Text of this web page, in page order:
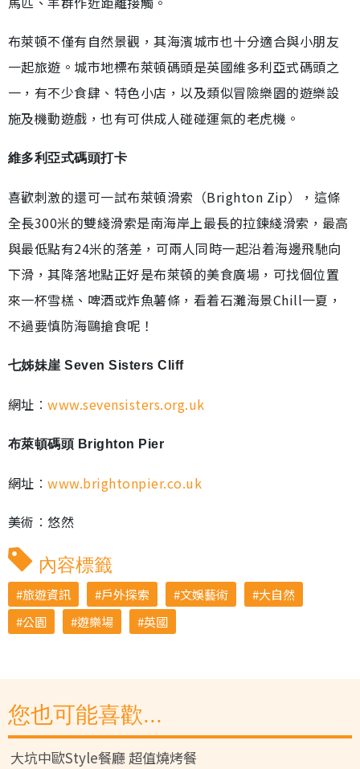
布萊頓不僅有自然景觀，其海濱城市也十分適合與小朋友
一起旅遊。城市地標布萊頓碼頭是英國維多利亞式碼頭之
一，有不少食肆、特色小店，以及類似冒險樂園的遊樂設
施及機動遊戲，也有可供成人碰碰運氣的老虎機。
維多利亞式碼頭打卡
喜歡刺激的還可一試布萊頓滑索（Brighton Zip），這條
全長300米的雙綫滑索是南海岸上最長的拉鍊綫滑索，最高
與最低點有24米的落差，可兩人同時一起沿着海邊飛馳向
下滑，其降落地點正好是布萊頓的美食廣場，可找個位置
來一杯雪榚、啤酒或炸魚薯條，看着石灘海景Chill一夏，
不過要慎防海鷗搶食呢！
七姊妹崖 Seven Sisters Cliff
網址︰www.sevensisters.org.uk
布萊頓碼頭 Brighton Pier
網址︰www.brightonpier.co.uk
美術︰悠然
內容標籤
旅遊資訊 戶外探索 文娛藝術
大自然
公園
遊樂場 英國
您也可能喜歡...
大坑中歐Style餐廳 超值燒烤餐